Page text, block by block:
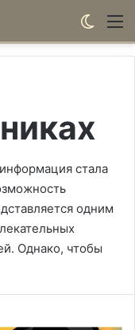
стала
одним
Однако, чтобы